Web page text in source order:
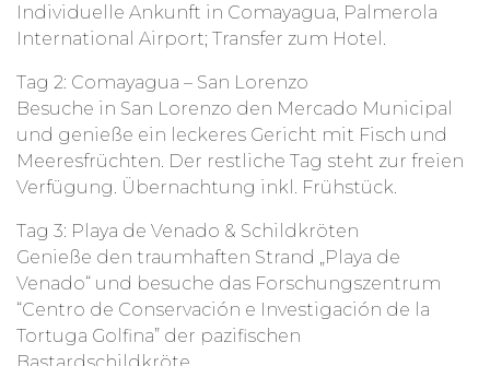
Individuelle Ankunft in Comayagua, Palmerola
International Airport; Transfer zum Hotel.
Tag 2: Comayagua – San Lorenzo
Besuche in San Lorenzo den Mercado Municipal
und genieße ein leckeres Gericht mit Fisch und
Meeresfrüchten. Der restliche Tag steht zur freien
Verfügung. Übernachtung inkl. Frühstück.
Tag 3: Playa de Venado & Schildkröten
Genieße den traumhaften Strand „Playa de
Venado“ und besuche das Forschungszentrum
“Centro de Conservación e Investigación de la
Tortuga Golfina” der pazifischen